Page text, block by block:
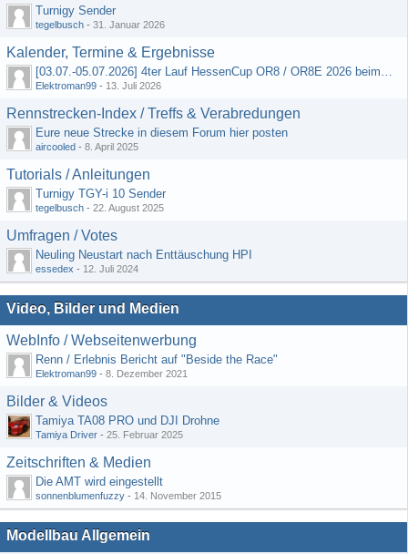
Turnigy Sender
tegelbusch - 31. Januar 2026
Kalender, Termine & Ergebnisse
[03.07.-05.07.2026] 4ter Lauf HessenCup OR8 / OR8E 2026 beim MSV Linsengericht e.V.
Elektroman99 - 13. Juli 2026
Rennstrecken-Index / Treffs & Verabredungen
Eure neue Strecke in diesem Forum hier posten
aircooled - 8. April 2025
Tutorials / Anleitungen
Turnigy TGY-i 10 Sender
tegelbusch - 22. August 2025
Umfragen / Votes
Neuling Neustart nach Enttäuschung HPI
essedex - 12. Juli 2024
Video, Bilder und Medien
WebInfo / Webseitenwerbung
Renn / Erlebnis Bericht auf "Beside the Race"
Elektroman99 - 8. Dezember 2021
Bilder & Videos
Tamiya TA08 PRO und DJI Drohne
Tamiya Driver - 25. Februar 2025
Zeitschriften & Medien
Die AMT wird eingestellt
sonnenblumenfuzzy - 14. November 2015
Modellbau Allgemein